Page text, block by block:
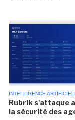
INTELLIGENCE
Rubrik s'attaque
la sécurité des